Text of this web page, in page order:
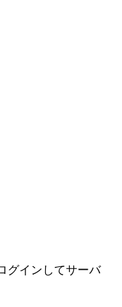
グインしてサーバ